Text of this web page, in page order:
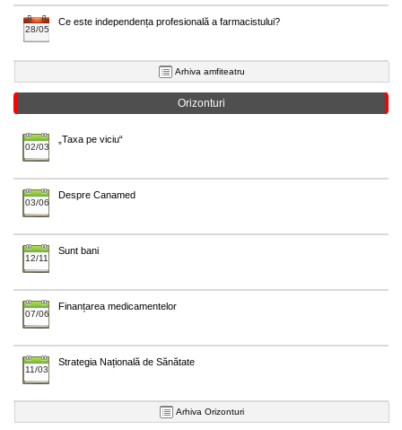
28/05
Ce este independența profesională a farmacistului?
Arhiva amfiteatru
Orizonturi
02/03
„Taxa pe viciu“
03/06
Despre Canamed
12/11
Sunt bani
07/06
Finanțarea medicamentelor
11/03
Strategia Națională de Sănătate
Arhiva Orizonturi